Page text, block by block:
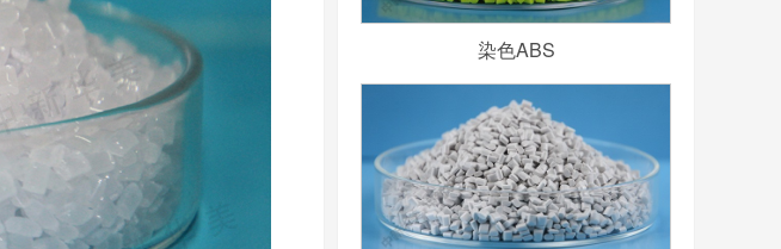
染色ABS